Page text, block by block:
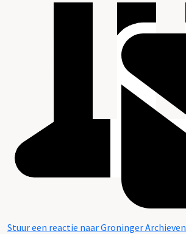
Stuur een reactie naar Groninger Archieven